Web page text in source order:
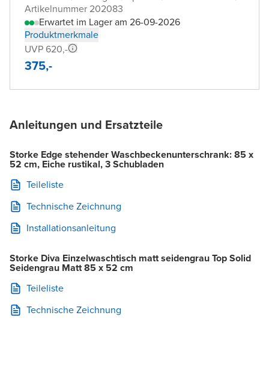
Artikelnummer 202083
Erwartet im Lager am 26-09-2026
Produktmerkmale
UVP 620,-
375,-
Anleitungen und Ersatzteile
Storke Edge stehender Waschbeckenunterschrank: 85 x
52 cm, Eiche rustikal, 3 Schubladen
Teileliste
Technische Zeichnung
Installationsanleitung
Storke Diva Einzelwaschtisch matt seidengrau Top Solid
Seidengrau Matt 85 x 52 cm
Teileliste
Technische Zeichnung